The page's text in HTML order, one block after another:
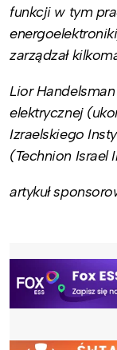
funkcji w tym
zarządzał
Lior
elektrycznej
Izraelskiego
(Technion Israel
artykuł